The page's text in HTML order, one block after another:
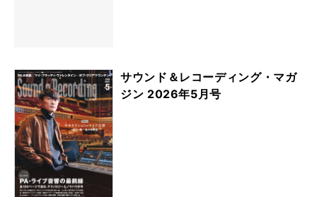
サウンド＆レコーディング・マガ
ジン 2026年5月号